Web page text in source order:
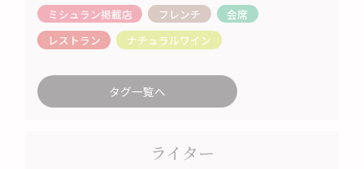
ミシュラン掲載店
フレンチ
会席
レストラン
ナチュラルワイン
タグ一覧へ
ライター